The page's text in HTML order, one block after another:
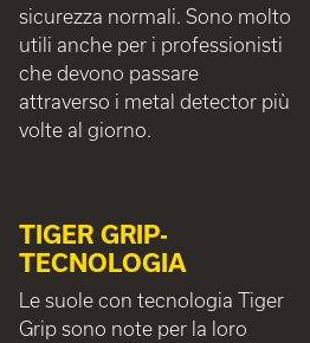
sicurezza normali. Sono molto
utili anche per i professionisti
che devono passare
attraverso i metal detector più
volte al giorno.
TIGER GRIP-
TECNOLOGIA
Le suole con tecnologia Tiger
Grip sono note per la loro